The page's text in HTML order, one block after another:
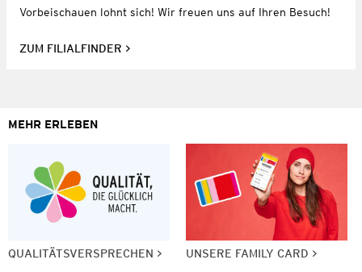
Vorbeischauen lohnt sich! Wir freuen uns auf Ihren Besuch!
ZUM FILIALFINDER
MEHR ERLEBEN
QUALITÄTSVERSPRECHEN UNSERE FAMILY CARD